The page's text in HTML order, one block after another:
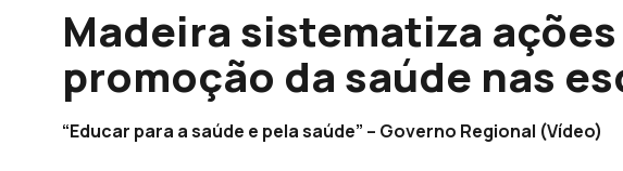
Madeira sistematiza
promoção da saúde nas
“Educar para a saúde e pela saúde” – Governo Regional (Vídeo)